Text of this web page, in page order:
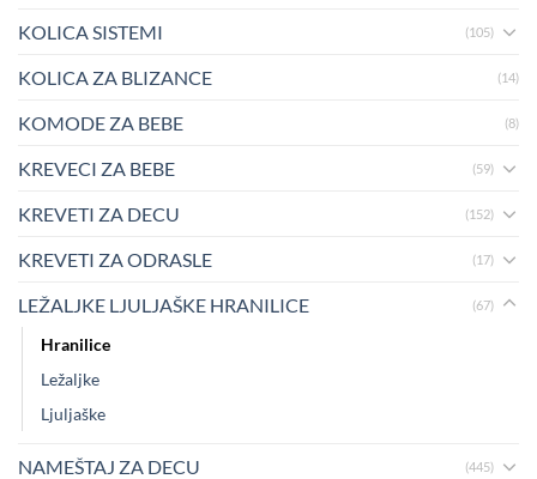
KOLICA SISTEMI (105)
KOLICA ZA BLIZANCE (14)
KOMODE ZA BEBE (8)
KREVECI ZA BEBE (59)
KREVETI ZA DECU (152)
KREVETI ZA ODRASLE (17)
LEŽALJKE LJULJAŠKE HRANILICE (67)
Hranilice
Ležaljke
Ljuljaške
NAMEŠTAJ ZA DECU (445)